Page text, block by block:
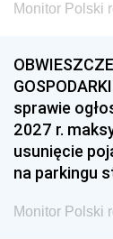
Monitor Polski
sprawie
2027 r.
usunięcie
na parkingu
Monitor Polski